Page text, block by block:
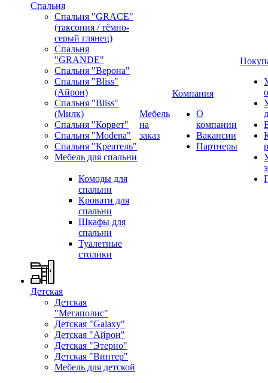
Спальня
Спальня "GRACE"
(таксония / тёмно-
серый глянец)
Спальня
"GRANDE"
Спальня "Верона"
Спальня "Bliss"
(Айрон)
Спальня "Bliss"
(Милк)
Спальня "Корвет"
Спальня "Modena"
Спальня "Креатель"
Мебель для спальни
Комоды для
спальни
Кровати для
спальни
Шкафы для
спальни
Туалетные
столики
Детская
Детская
"Мегаполис"
Детская "Galaxy"
Детская "Айрон"
Детская "Этерно"
Детская "Винтер"
Мебель для детской
Мебель
на
заказ
Компания
О
компании
Вакансии
Партнеры